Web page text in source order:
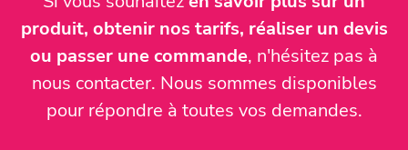
produit, obtenir nos tarifs, réaliser un devis
ou passer une commande, n'hésitez pas à
nous contacter. Nous sommes disponibles
pour répondre à toutes vos demandes.